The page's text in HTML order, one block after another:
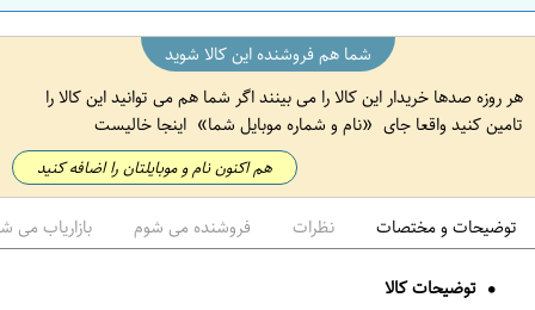
شما هم فروشنده این کالا شوید
هر روزه صدها خریدار این کالا را می بینند اگر شما هم می توانید این کالا را
تامین کنید واقعا جای
نام و شماره موبایل شما اینجا خالیست
هم اکنون نام و موبایلتان را اضافه کنید
توضیحات و مختصات نظرات فروشنده می شوم بازاریاب می
توضیحات کالا